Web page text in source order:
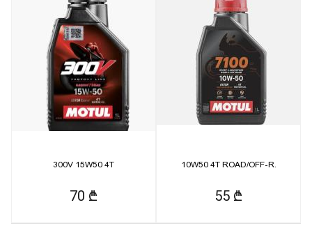
300V 15W50 4T
70 ₾
10W50 4T ROAD/OFF-R.
55 ₾